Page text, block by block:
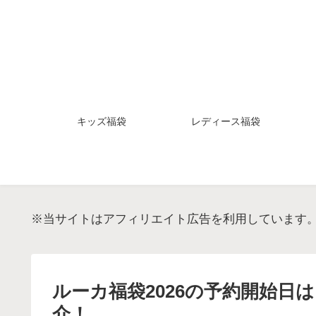
キッズ福袋 レディース福袋
※当サイトはアフィリエイト広告を利用しています
ルーカ福袋2026の予約開始日